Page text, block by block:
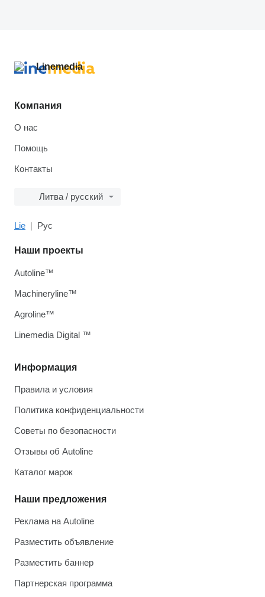
Компания
О нас
Помощь
Контакты
Литва / русский
Lie Рус
Информация
Правила и условия
Политика конфиденциальности
Советы по безопасности
Отзывы об Autoline
Каталог марок
Наши предложения
Реклама на Autoline
Разместить объявление
Разместить баннер
Партнерская программа
Наши проекты
Autoline™
Machineryline™
Agroline™
Linemedia Digital ™